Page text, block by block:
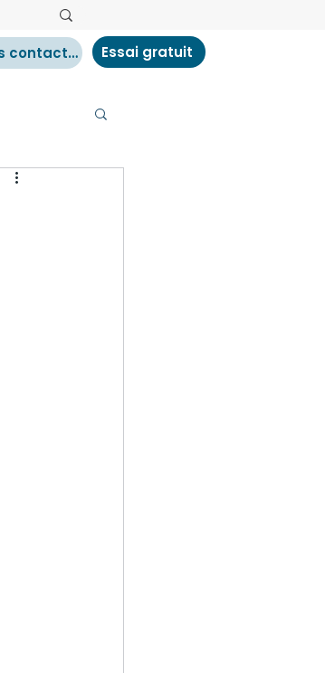
Nous contacter Essai gratuit